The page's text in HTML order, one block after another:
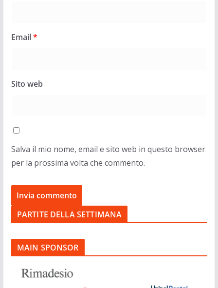
Email*
Sito web
Salva il mio nome, email e sito web in questo browser
per la prossima volta che commento.
PARTITE DELLA SETTIMANA
MAIN SPONSOR